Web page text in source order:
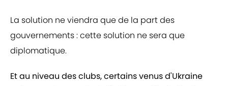
La solution ne viendra que de la part des
gouvernements : cette solution ne sera que
diplomatique.
Et au niveau des clubs, certains venus d'Ukraine